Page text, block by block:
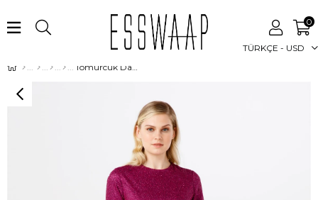
TÜRKÇE - USD
0
Tomurcuk Dantelli, Yanları Büzgülü Tellerden Oluşan Abiye Elbise Fuşya